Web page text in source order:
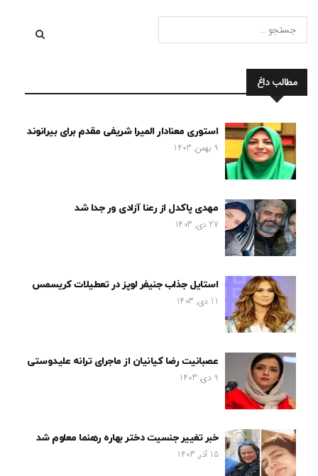
مطالب داغ
استوری معنادار المیرا شریفی مقدم برای بیرانوند
9 بهمن, 1403
مهدی پاکدل از رعنا آزادی ور جدا شد
27 دی, 1403
استایل جذاب جنیفر لوپز در تعطیلات کریسمس
11 دی, 1403
عصبانیت رضا کیانیان از ماجرای ترانه علیدوستی
9 دی, 1403
خبر تغییر جنسیت دختر بهاره رهنما معلوم شد
15 آذر, 1403